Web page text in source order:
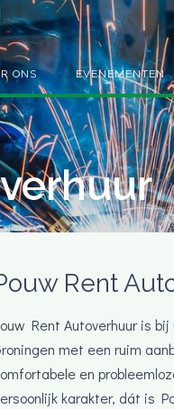
ONS EVENEMENTEN
Rent
Rent Autoverhuur is
met een ruim
en
karakter, dát is